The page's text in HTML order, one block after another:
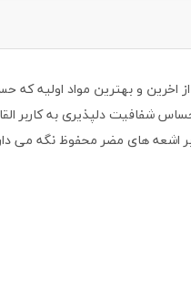
شفافیت دلپذیری به کاربر
اشعه های مضر محفوظ نگه می